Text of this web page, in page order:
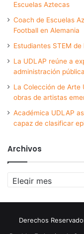
Escuelas Aztecas
Coach de Escuelas
Football en Alemania
Estudiantes STEM
La UDLAP reúne a
administración
La Colección de Arte
obras de artistas
Académica UDLAP
capaz de clasificar
Archivos
Archivos
Derechos